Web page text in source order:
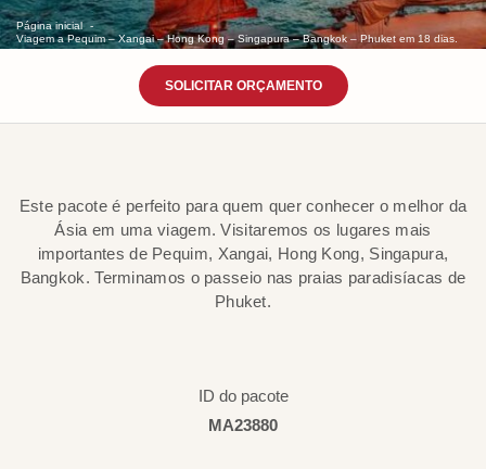
Página inicial
Viagem a Pequim – Xangai – Hong Kong – Singapura – Bangkok – Phuket em 18 dias.
SOLICITAR ORÇAMENTO
Este pacote é perfeito para quem quer conhecer o melhor da
Ásia em uma viagem. Visitaremos os lugares mais
importantes de Pequim, Xangai, Hong Kong, Singapura,
Bangkok. Terminamos o passeio nas praias paradisíacas de
Phuket.
ID do pacote
MA23880